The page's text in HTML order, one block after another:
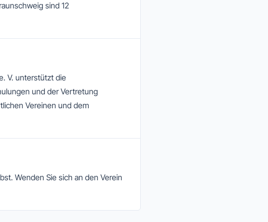
sind 12
V. unterstützt die
und der Vertretung
Vereinen und dem
Wenden Sie sich an den Verein